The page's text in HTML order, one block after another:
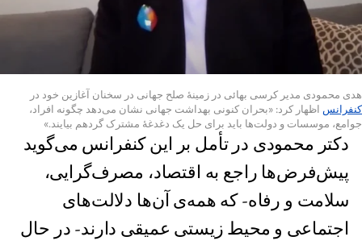
هدی محمودی مدیر کرسی بهائی در زمینهٔ صلح جهانی در سخنان آغازین خود در
کنفرانس اظهار کرد: «بحران کنونی بهداشت جهانی نشان می‌دهد چگونه افراد،
جوامع، موسسات و دولت‌ها باید برای حل یک دغدغهٔ مشترک گرد‌هم بیایند.»
دکتر محمودی در تأمل بر این کنفرانس می‌گوید
پیش‌فرض‌ها راجع به اقتصاد، مصرف‌گرایی،
سلامت و رفاه- که همه‌ی آن‌ها دلالت‌های
اجتماعی و محیط زیستی عمیقی دارند- در حال